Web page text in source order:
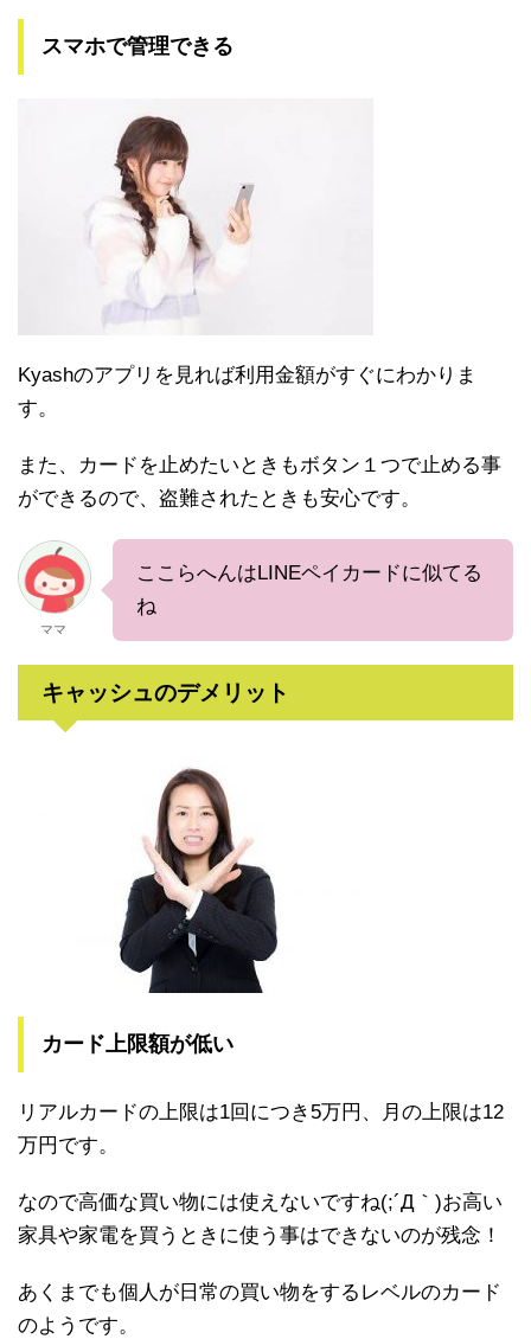
スマホで管理できる
Kyashのアプリを見れば利用金額がすぐにわかりま
す。
また、カードを止めたいときもボタン１つで止める事
ができるので、盗難されたときも安心です。
ママ
ここらへんはLINEペイカードに似てる
ね
キャッシュのデメリット
カード上限額が低い
リアルカードの上限は1回につき5万円、月の上限は12
万円です。
なので高価な買い物には使えないですね(;´Д｀)お高い
家具や家電を買うときに使う事はできないのが残念！
あくまでも個人が日常の買い物をするレベルのカード
のようです。